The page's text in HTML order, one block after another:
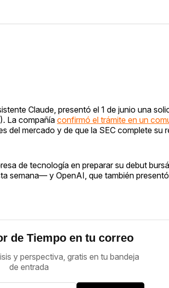
Claude, presentó el 1 de junio una
La compañía confirmó el trámite en un
del mercado y de que la SEC complete su
de tecnología en preparar su debut
semana— y OpenAI, que también
de Tiempo en tu correo
y perspectiva, gratis en tu bandeja
de entrada